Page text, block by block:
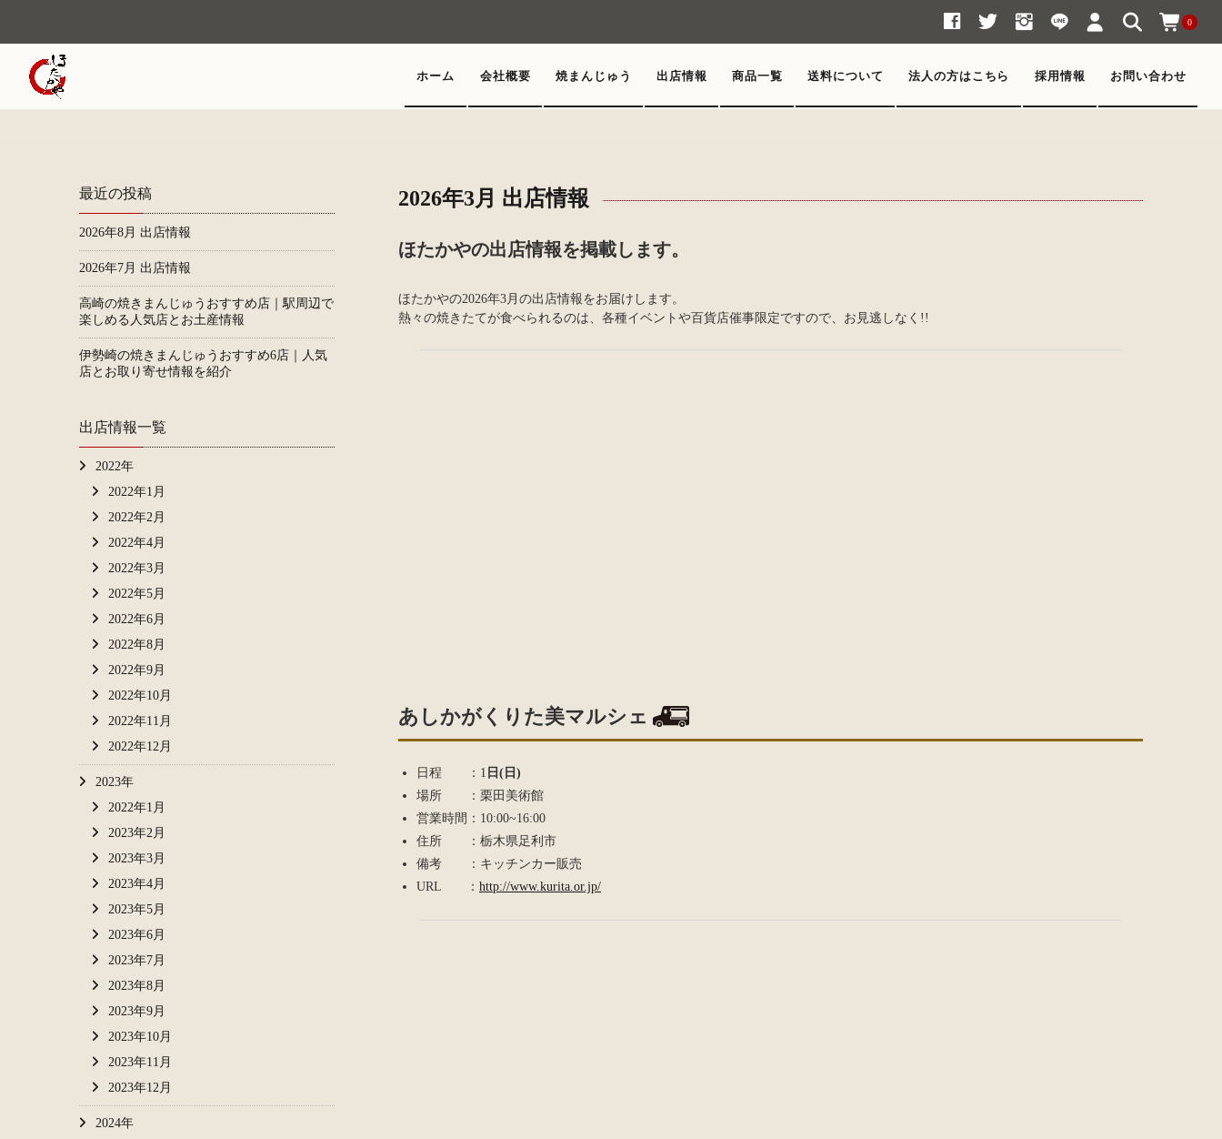
0
ホーム 会社概要 焼まんじゅう 出店情報 商品一覧 送料について 法人の方はこちら 採用情報 お問い合わせ
2026年3月 出店情報
ほたかやの出店情報を掲載します。
ほたかやの2026年3月の出店情報をお届けします。
熱々の焼きたてが食べられるのは、各種イベントや百貨店催事限定ですので、お見逃しなく!!
あしかがくりた美マルシェ
日程 ：1 日(日)
場所 ：栗田美術館
営業時間：10:00~16:00
住所 ：栃木県足利市
備考 ：キッチンカー販売
URL ： http://www.kurita.or.jp/
最近の投稿
2026年8月 出店情報
2026年7月 出店情報
高崎の焼きまんじゅうおすすめ店｜駅周辺で
楽しめる人気店とお土産情報
伊勢崎の焼きまんじゅうおすすめ6店｜人気
店とお取り寄せ情報を紹介
出店情報一覧
2022年
2022年1月
2022年2月
2022年4月
2022年3月
2022年5月
2022年6月
2022年8月
2022年9月
2022年10月
2022年11月
2022年12月
2023年
2022年1月
2023年2月
2023年3月
2023年4月
2023年5月
2023年6月
2023年7月
2023年8月
2023年9月
2023年10月
2023年11月
2023年12月
2024年